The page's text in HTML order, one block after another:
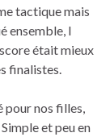
tactique mais
ensemble, l
était mieux
finalistes.
pour nos filles,
et peu en